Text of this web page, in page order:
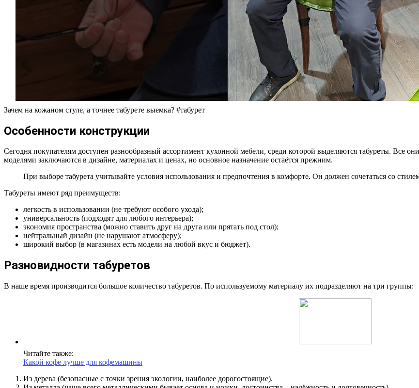
Зачем на кожаном стуле, а точнее табурете выемка? #табурет
Особенности конструкции
Сегодня покупателям доступен разнообразный ассортимент кухонной мебели, среди которой выделяются табуреты. Все
моделями заключаются в дизайне, материалах и ценах, но основное назначение остаётся прежним.
При выборе табурета учитывайте условия использования и предпочтения в комфорте. Он должен сочетаться со
Табуреты имеют ряд преимуществ:
легкость в использовании (не требуют особого ухода);
универсальность (подходят для любого интерьера);
экономия пространства (можно ставить друг на друга или прятать под стол);
нейтральный дизайн (не нарушают атмосферу);
широкий выбор (в магазинах есть модели на любой вкус и бюджет).
Разновидности табуретов
В наше время производится большое количество табуретов. По используемому материалу их подразделяют на три группы:
Читайте также:
Какой кофе лучше для кофемашины
Из дерева (безопасные с точки зрения экологии, наиболее дорогостоящие).